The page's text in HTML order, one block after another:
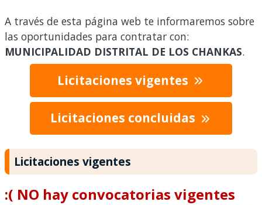
A través de esta página web te informaremos sobre
las oportunidades para contratar con:
MUNICIPALIDAD DISTRITAL DE LOS CHANKAS.
Licitaciones vigentes
Licitaciones concluidas
Licitaciones vigentes
:( NO hay convocatorias vigentes